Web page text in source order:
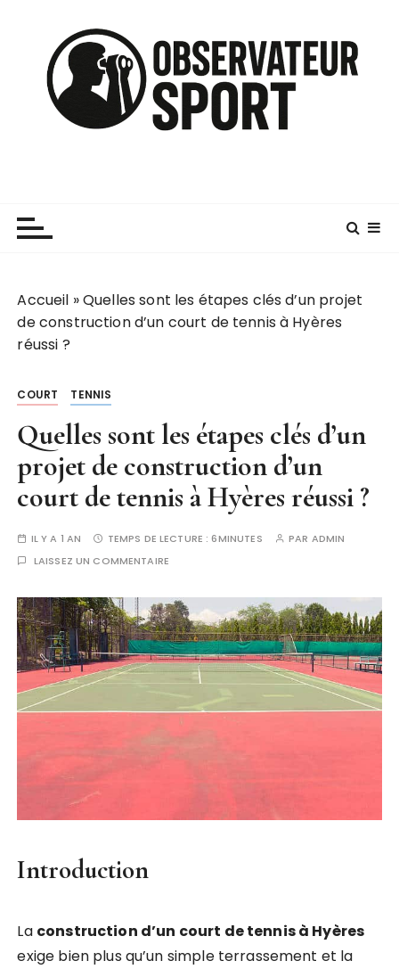
Accueil »Quelles sont les étapes clés d’un projet
de construction d’un court de tennis à Hyères
réussi ?
COURT TENNIS
Quelles sont les étapes clés d’un
projet de construction d’un
court de tennis à Hyères réussi ?
IL Y A 1 AN TEMPS DE LECTURE :6MINUTES PAR ADMIN
LAISSEZ UN COMMENTAIRE
Introduction
La construction d’un court de tennis à Hyères
exige bien plus qu’un simple terrassement et la